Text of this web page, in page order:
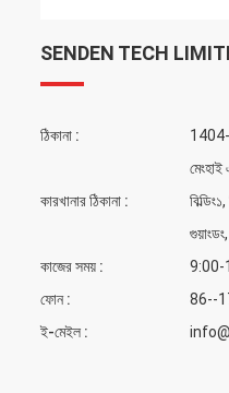
SENDEN TECH
ঠিকানা :
1404-
কারখানার ঠিকানা :
কাজের সময় :
9:00-
ফোন :
86--
ই-মেইল :